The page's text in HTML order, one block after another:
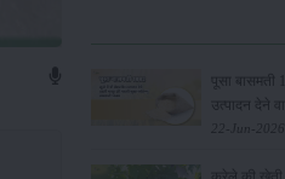
पूसा
उत्पादन देने
सहिष्णु
22-Jun-2026